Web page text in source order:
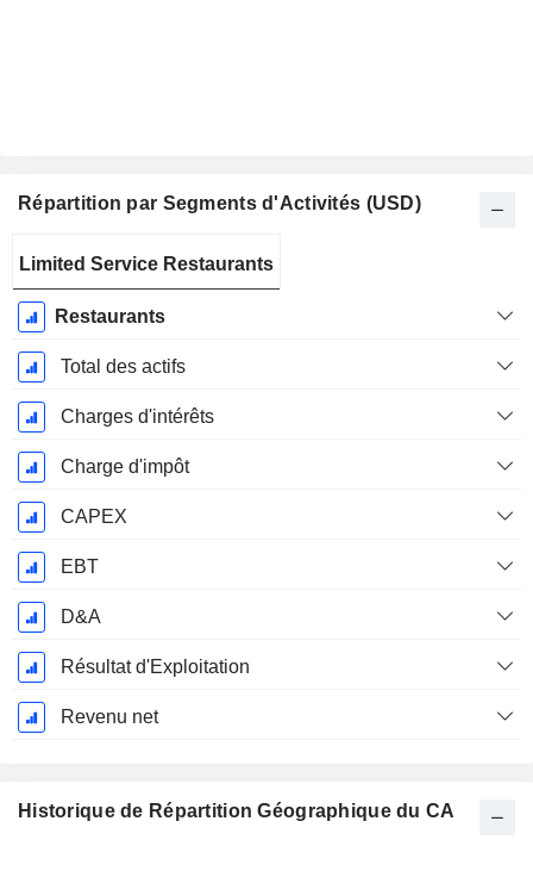
Répartition par Segments d'Activités (USD)
Fiscale:
Décembre
Limited Service Restaurants
Restaurants
Total des actifs
Charges d'intérêts
Charge d'impôt
CAPEX
EBT
D&A
Résultat d'Exploitation
Revenu net
Historique de Répartition Géographique du CA